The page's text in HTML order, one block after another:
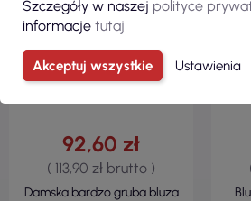
92,60 zł
( 113,90 zł brutto )
Damska bardzo gruba bluza
Szczegóły w naszej polityce
informacje tutaj
Akceptuj wszystkie Ustawienia